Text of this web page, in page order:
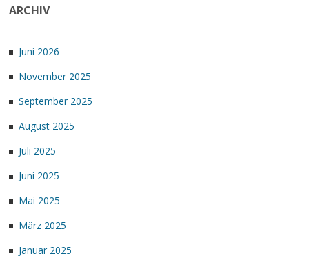
ARCHIV
Juni 2026
November 2025
September 2025
August 2025
Juli 2025
Juni 2025
Mai 2025
März 2025
Januar 2025